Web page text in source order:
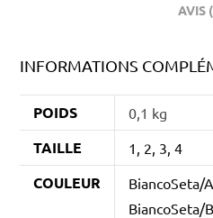
AVIS
INFORMATIONS
POIDS 0,1 kg
TAILLE 1, 2, 3, 4
COULEUR
BiancoSeta/
BiancoSeta/